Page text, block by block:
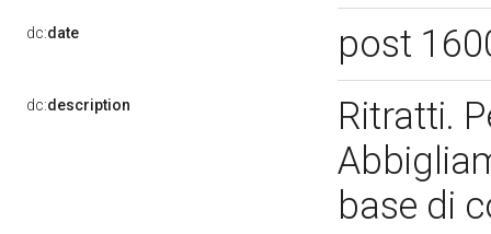
dc:date post
dc:description
Ritratti.
base di